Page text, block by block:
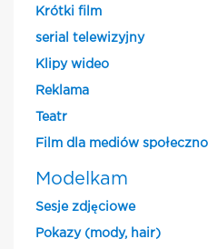
Krótki film
serial telewizyjny
Klipy wideo
Reklama
Teatr
Film dla mediów
Modelkam
Sesje zdjęciowe
Pokazy (mody, hair)